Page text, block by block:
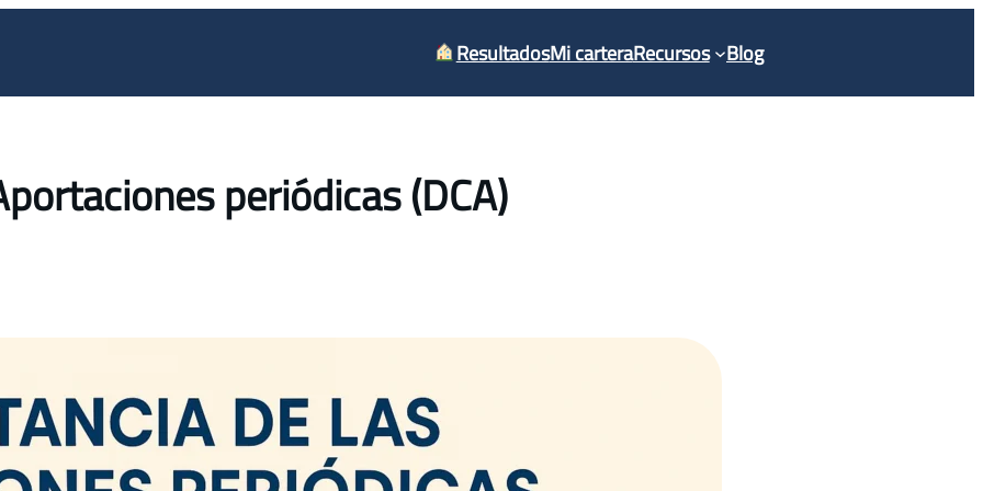
ResultadosMi carteraRecursos Blog
periódicas (DCA)